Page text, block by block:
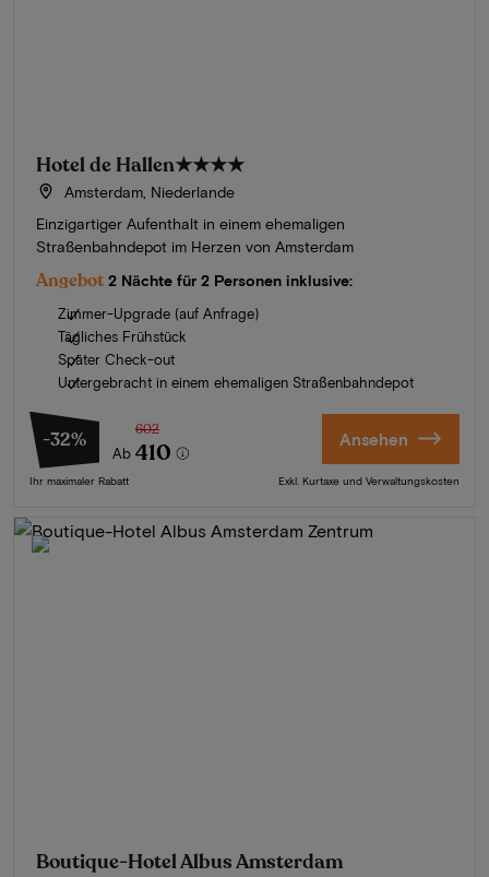
Hotel de Hallen★★★★
Amsterdam, Niederlande
Einzigartiger Aufenthalt in einem ehemaligen
Straßenbahndepot im Herzen von Amsterdam
Angebot 2 Nächte für 2 Personen inklusive:
Zimmer-Upgrade (auf Anfrage)
Tägliches Frühstück
Später Check-out
Untergebracht in einem ehemaligen Straßenbahndepot
-32%
Ab
602
410
Ihr maximaler Rabatt
Ansehen
Exkl. Kurtaxe und Verwaltungskosten
Boutique-Hotel Albus Amsterdam